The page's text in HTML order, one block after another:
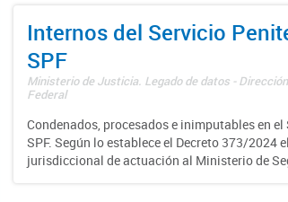
Internos del Servicio
SPF
Ministerio de Justicia. Legado de datos -
Federal
Condenados, procesados e inimputables en
SPF. Según lo establece el Decreto 373/2024
jurisdiccional de actuación al Ministerio de